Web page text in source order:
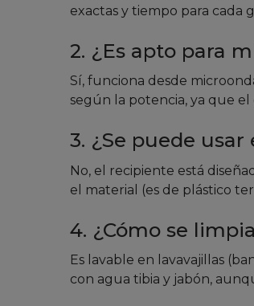
exactas y tiempo para cada
2. ¿Es apto para
Sí, funciona desde
según la potencia, ya que
3. ¿Se puede
No, el recipiente está
el material (es de plástico
4. ¿Cómo se
Es lavable en lavavajillas
con agua tibia y jabón,